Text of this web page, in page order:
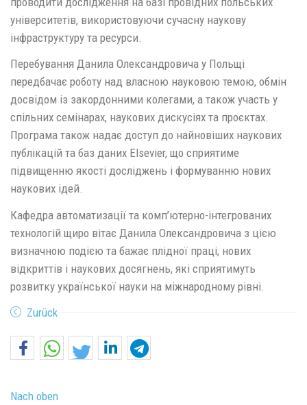
університетів, використовуючи сучасну наукову
інфраструктуру та ресурси.
Перебування Данила Олександровича у Польщі
передбачає роботу над власною науковою темою, обмін
досвідом із закордонними колегами, а також участь у
спільних семінарах, наукових дискусіях та проєктах.
Програма також надає доступ до найновіших наукових
публікацій та баз даних Elsevier, що сприятиме
підвищенню якості досліджень і формуванню нових
наукових ідей.
Кафедра автоматизації та комп’ютерно-інтегрованих
технологій щиро вітає Данила Олександровича з цією
визначною подією та бажає плідної праці, нових
відкриттів і наукових досягнень, які сприятимуть
розвитку української науки на міжнародному рівні.
Zurück
Nach oben